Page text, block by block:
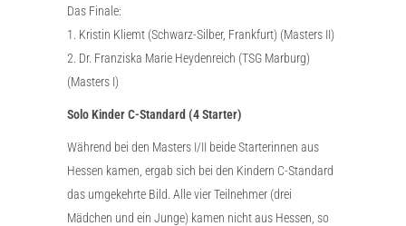
Das Finale:
1. Kristin Kliemt (Schwarz-Silber, Frankfurt) (Masters II)
2. Dr. Franziska Marie Heydenreich (TSG Marburg)
(Masters I)
Solo Kinder C-Standard (4 Starter)
Während bei den Masters I/II beide Starterinnen aus
Hessen kamen, ergab sich bei den Kindern C-Standard
das umgekehrte Bild. Alle vier Teilnehmer (drei
Mädchen und ein Junge) kamen nicht aus Hessen, so